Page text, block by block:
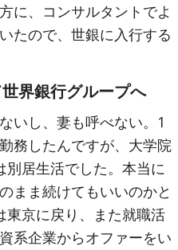
に、コンサルタントでよ
たので、世銀に入行する
界銀行グループへ
いし、妻も呼べない。1
務したんですが、大学院
別居生活でした。本当に
まま続けてもいいのかと
東京に戻り、また就職活
系企業からオファーをい